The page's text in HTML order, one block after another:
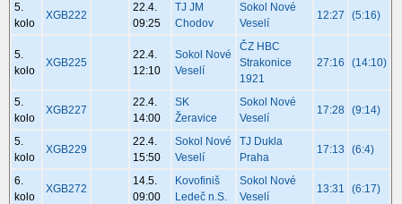
5.
kolo
XGB222
22.4.
09:25
TJ JM
Chodov
Sokol Nové
Veselí
12:27 (5:16)
5.
kolo
XGB225
22.4.
12:10
Sokol Nové
Veselí
ČZ HBC
Strakonice
1921
27:16 (14:10)
5.
kolo
XGB227
22.4.
14:00
SK
Žeravice
Sokol Nové
Veselí
17:28 (9:14)
5.
kolo
XGB229
22.4.
15:50
Sokol Nové
Veselí
TJ Dukla
Praha
17:13 (6:4)
6.
kolo
XGB272
14.5.
09:00
Kovofiniš
Ledeč n.S.
Sokol Nové
Veselí
13:31 (6:17)